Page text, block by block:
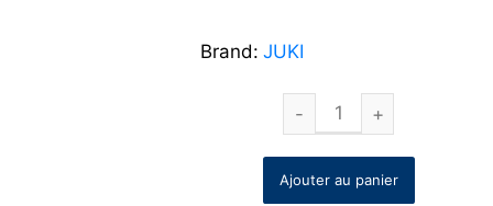
Brand: JUKI
Ajouter au panier